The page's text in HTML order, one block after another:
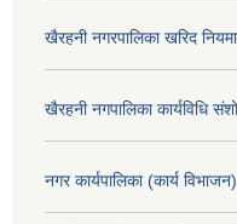
खैरहनी नगरपालिका खरिद
खैरहनी नगपालिका कार्यविधि
नगर कार्यपालिका (कार्य